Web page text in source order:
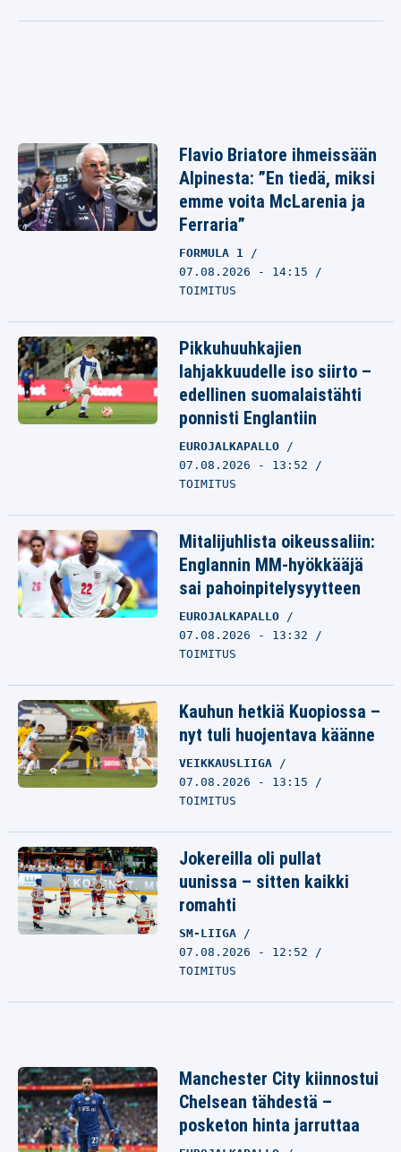
Flavio Briatore ihmeissään
Alpinesta: ”En tiedä, miksi
emme voita McLarenia ja
Ferraria”
FORMULA 1
07.08.2026 - 14:15
TOIMITUS
Pikkuhuuhkajien
lahjakkuudelle iso siirto –
edellinen suomalaistähti
ponnisti Englantiin
EUROJALKAPALLO
07.08.2026 - 13:52
TOIMITUS
Mitalijuhlista oikeussaliin:
Englannin MM-hyökkääjä
sai pahoinpitelysyytteen
EUROJALKAPALLO
07.08.2026 - 13:32
TOIMITUS
Kauhun hetkiä Kuopiossa –
nyt tuli huojentava käänne
VEIKKAUSLIIGA
07.08.2026 - 13:15
TOIMITUS
Jokereilla oli pullat
uunissa – sitten kaikki
romahti
SM-LIIGA
07.08.2026 - 12:52
TOIMITUS
Manchester City kiinnostui
Chelsean tähdestä –
posketon hinta jarruttaa